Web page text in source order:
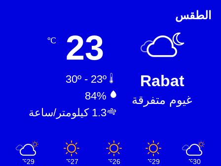
الطقس
Rabat
غيوم متفرقة
23
℃
84%
1.3 كيلومتر/ساعة
30
℃
29
℃
26
℃
27
℃
29
℃